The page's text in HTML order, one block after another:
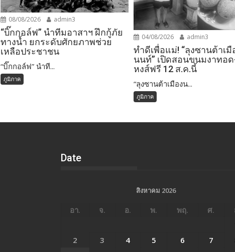
08/08/2026 admin3
“บิ๊กกอล์ฟ” นำทีมอาสาฯ ฝึกกู้ภัย
ทางน้ำ ยกระดับศักยภาพช่วย
เหลือประชาชน
“บิ๊กกอล์ฟ” นำที...
ภูมิภาค
04/08/2026 admin3
ทำดีเพื่อแม่! “ลุงซานต้าเมื
นนท์” เปิดสอนขนมงาทอ
หงส์ฟรี 12 ส.ค.นี้
“ลุงซานต้าเมืองน...
ภูมิภาค
Date
สิงหาคม 2026
อา. จ. อ. พ. พฤ. ศ.
2
3 4 5 6 7